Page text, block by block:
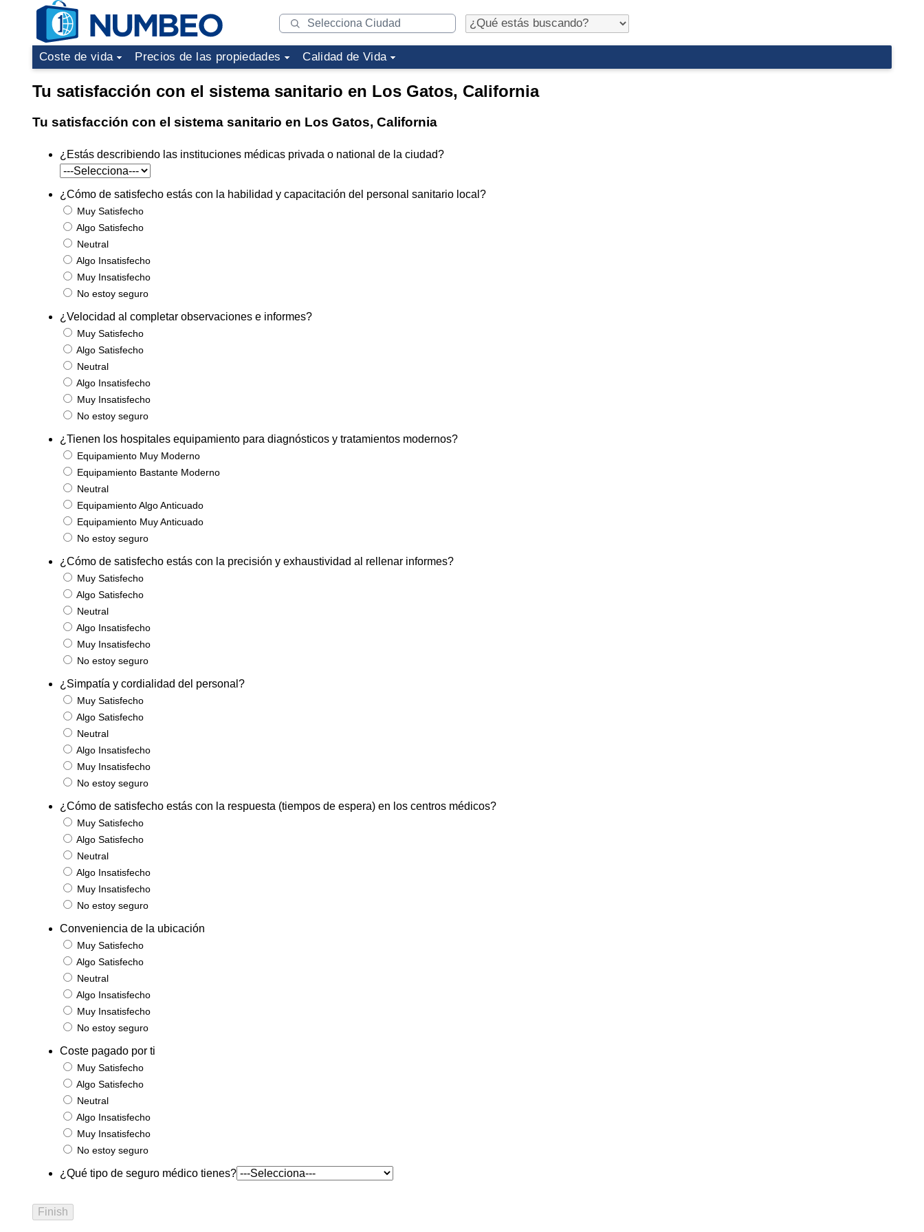
Coste de vida Precios de las propiedades Calidad de Vida
Tu satisfacción con el sistema sanitario en Los Gatos, California
Tu satisfacción con el sistema sanitario en Los Gatos, California
¿Estás describiendo las instituciones médicas privada o national de la ciudad?
¿Cómo de satisfecho estás con la habilidad y capacitación del personal sanitario local?
Muy Satisfecho
Algo Satisfecho
Neutral
Algo Insatisfecho
Muy Insatisfecho
No estoy seguro
¿Velocidad al completar observaciones e informes?
Muy Satisfecho
Algo Satisfecho
Neutral
Algo Insatisfecho
Muy Insatisfecho
No estoy seguro
¿Tienen los hospitales equipamiento para diagnósticos y tratamientos modernos?
Equipamiento Muy Moderno
Equipamiento Bastante Moderno
Neutral
Equipamiento Algo Anticuado
Equipamiento Muy Anticuado
No estoy seguro
¿Cómo de satisfecho estás con la precisión y exhaustividad al rellenar informes?
Muy Satisfecho
Algo Satisfecho
Neutral
Algo Insatisfecho
Muy Insatisfecho
No estoy seguro
¿Simpatía y cordialidad del personal?
Muy Satisfecho
Algo Satisfecho
Neutral
Algo Insatisfecho
Muy Insatisfecho
No estoy seguro
¿Cómo de satisfecho estás con la respuesta (tiempos de espera) en los centros médicos?
Muy Satisfecho
Algo Satisfecho
Neutral
Algo Insatisfecho
Muy Insatisfecho
No estoy seguro
Conveniencia de la ubicación
Muy Satisfecho
Algo Satisfecho
Neutral
Algo Insatisfecho
Muy Insatisfecho
No estoy seguro
Coste pagado por ti
Muy Satisfecho
Algo Satisfecho
Neutral
Algo Insatisfecho
Muy Insatisfecho
No estoy seguro
¿Qué tipo de seguro médico tienes?